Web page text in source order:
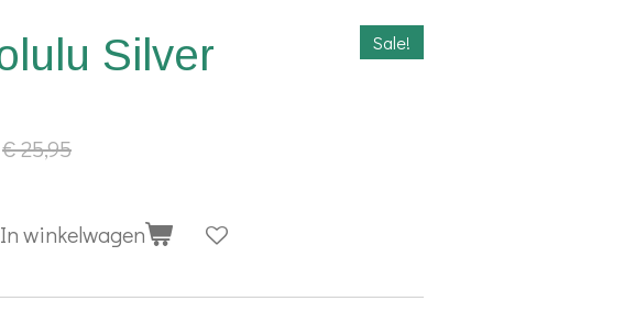
Silver Sale!
€ 25,95
In winkelwagen